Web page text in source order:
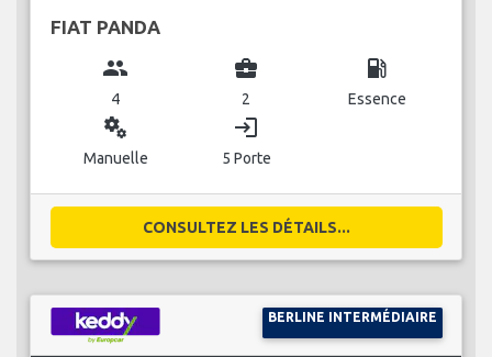
FIAT PANDA
group
4
business_center
2
local_gas_station
Essence
miscellaneous_services
Manuelle
login
5 Porte
CONSULTEZ LES DÉTAILS...
BERLINE INTERMÉDIAIRE